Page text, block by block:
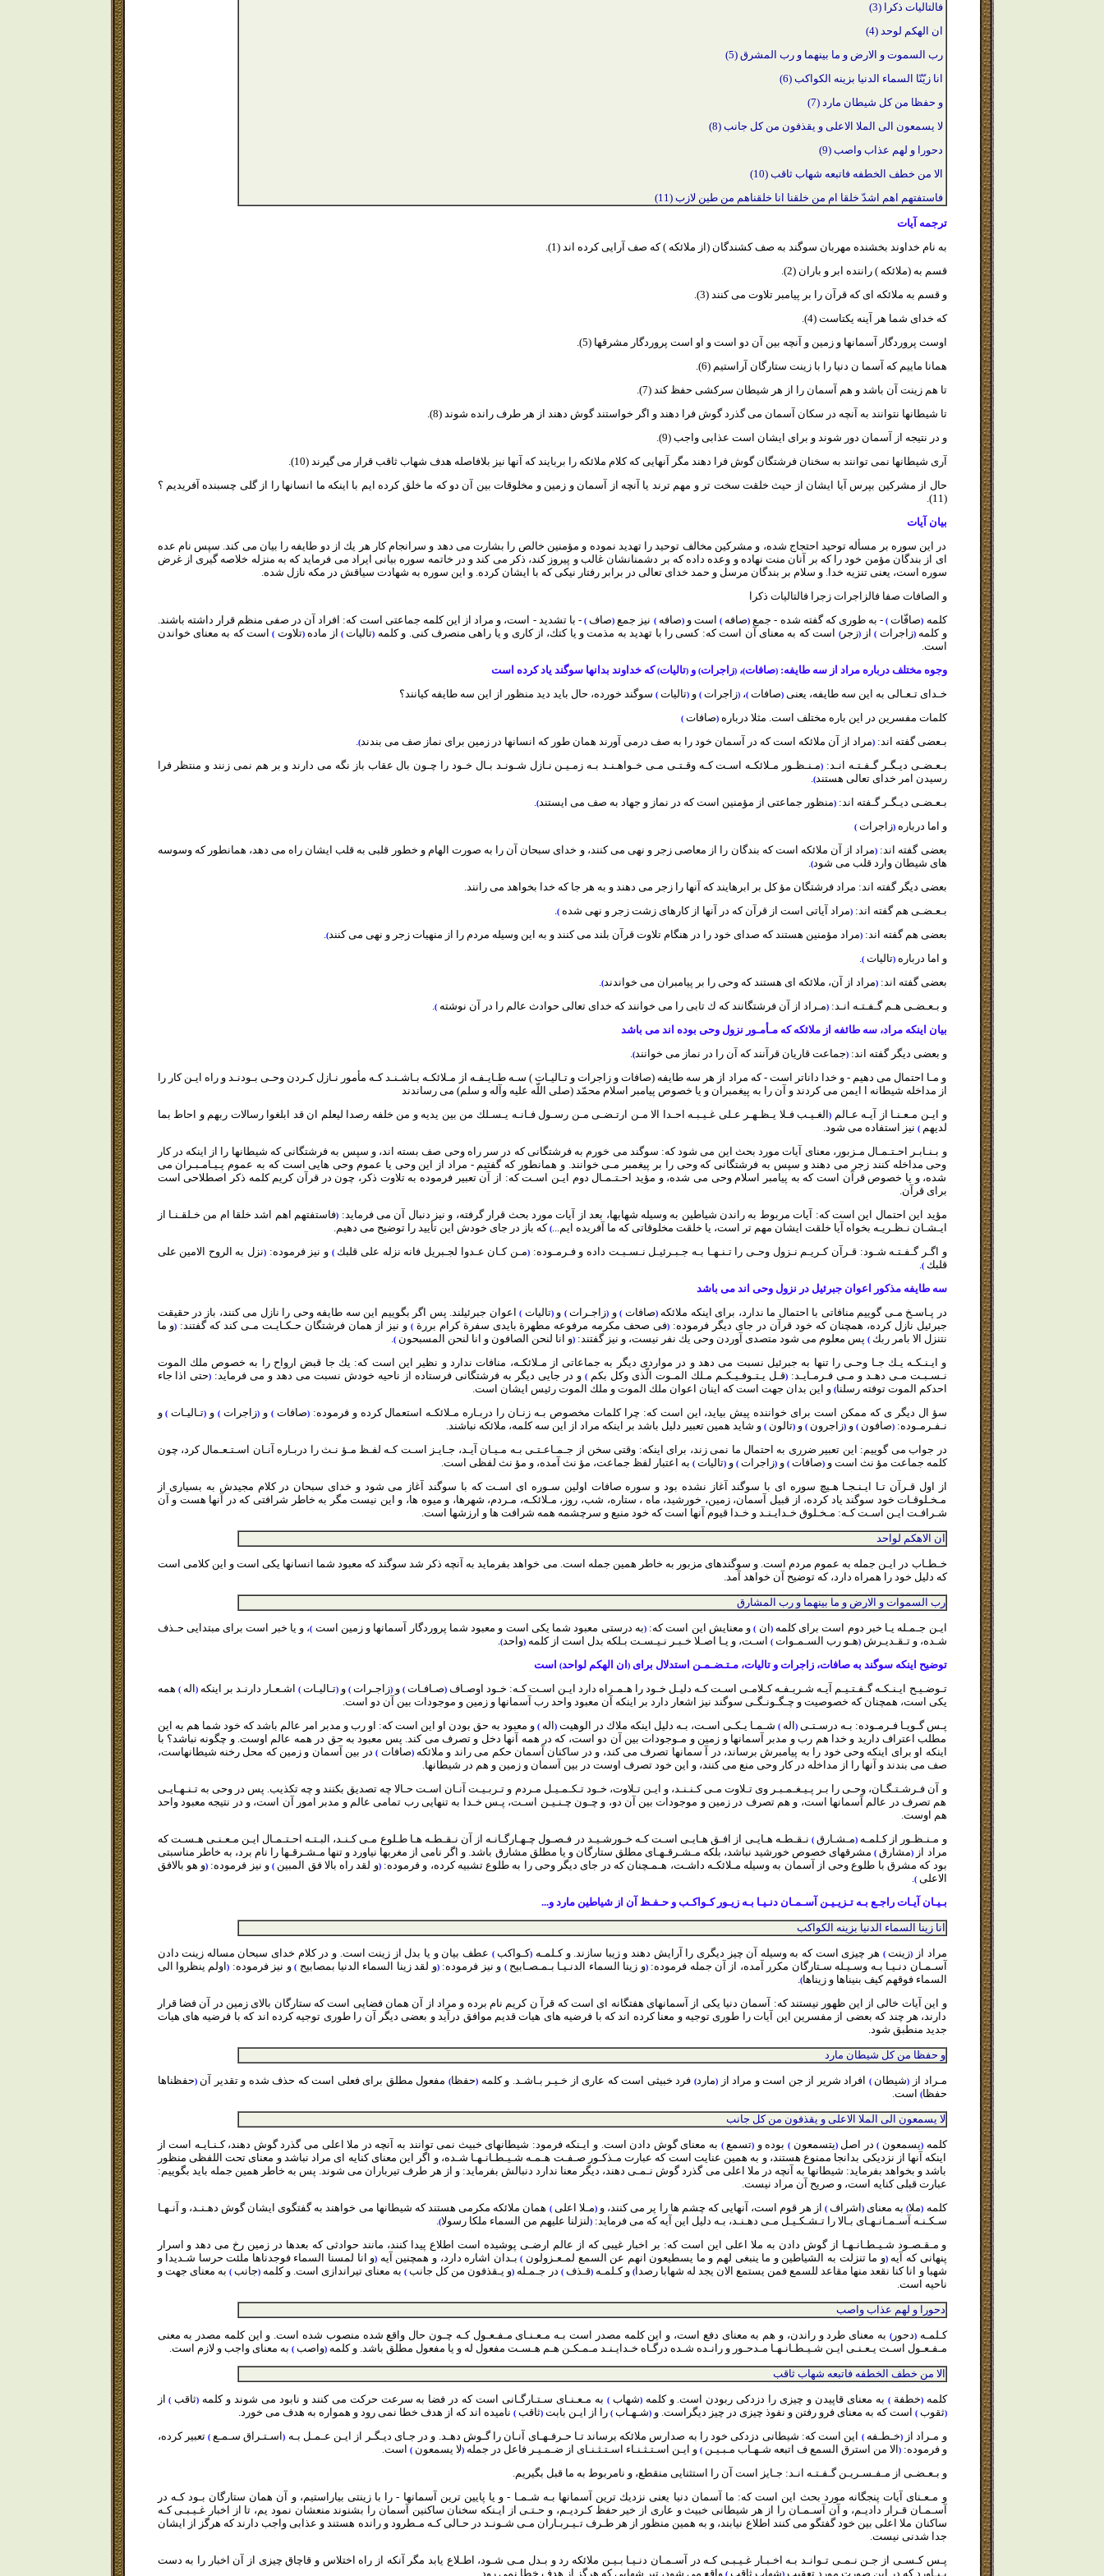
فالتاليات ذكرا (3)
ان الهكم لوحد (4)
رب السموت و الارض و ما بينهما و رب المشرق (5)
انا زيّنّا السماء الدنيا بزينه الكواكب (6)
و حفظا من كل شيطان مارد (7)
لا يسمعون الى الملا الاعلى و يقذفون من كل جانب (8)
دحورا و لهم عذاب واصب (9)
الا من خطف الخطفه فاتبعه شهاب ثاقب (10)
فاستفتهم اهم اشدّ خلقا ام من خلقنا انا خلقناهم من طين لازب (11)
ترجمه آيات
به نام خداوند بخشنده مهربان سوگند به صف كشندگان (از ملائكه ) كه صف آرايى كرده اند (1).
قسم به (ملائكه ) راننده ابر و باران (2).
و قسم به ملائكه اى كه قرآن را بر پيامبر تلاوت مى كنند (3).
كه خداى شما هر آينه يكتاست (4).
اوست پروردگار آسمانها و زمين و آنچه بين آن دو است و او است پروردگار مشرقها (5).
همانا ماييم كه آسما ن دنيا را با زينت ستارگان آراستيم (6).
تا هم زينت آن باشد و هم آسمان را از هر شيطان سركشى حفظ كند (7).
تا شيطانها نتوانند به آنچه در سكان آسمان مى گذرد گوش فرا دهند و اگر خواستند گوش دهند از هر طرف رانده شوند (8).
و در نتيجه از آسمان دور شوند و براى ايشان است عذابى واجب (9).
آرى شيطانها نمى توانند به سخنان فرشتگان گوش فرا دهند مگر آنهايى كه كلام ملائكه را بربايند كه آنها نيز بلافاصله هدف شهاب ثاقب قرار مى گيرند (10).
حال از مشركين بپرس آيا ايشان از حيث خلقت سخت تر و مهم ترند يا آنچه از آسمان و زمين و مخلوقات بين آن دو كه ما خلق كرده ايم با اينكه ما انسانها را از گلى چسبنده آفريديم ؟
(11).
بيان آيات
در اين سوره بر مسأله توحيد احتجاج شده، و مشركين مخالف توحيد را تهديد نموده و مؤمنين خالص را بشارت مى دهد و سرانجام كار هر يك از دو طايفه را بيان مى كند. سپس نام عده
اى از بندگان مؤمن خود را كه بر آنان منت نهاده و وعده داده كه بر دشمنانشان غالب و پيروز كند، ذكر مى كند و در خاتمه سوره بيانى ايراد مى فرمايد كه به منزله خلاصه گيرى از غرض
سوره است، يعنى تنزيه خدا. و سلام بر بندگان مرسل و حمد خداى تعالى در برابر رفتار نيكى كه با ايشان كرده. و اين سوره به شهادت سياقش در مكه نازل شده.
و الصافات صفا فالزاجرات زجرا فالتاليات ذكرا
كلمه (صافّات )- به طورى كه گفته شده - جمع (صافه )است و(صافه) نيز جمع (صاف )- با تشديد - است، و مراد از اين كلمه جماعتى است كه: افراد آن در صفى منظم قرار داشته باشند.
و كلمه(زاجرات )از(زجر) است كه به معناى آن است كه: كسى را با تهديد به مذمت و يا كتك، از كارى و يا راهى منصرف كنى. و كلمه (تاليات )از ماده(تلاوت )است كه به معناى خواندن
است.
وجوه مختلف درباره مراد از سه طايفه:(صافات)،(زاجرات) و(تاليات) كه خداوند بدانها سوگند ياد كرده است
خـداى تـعـالى به اين سه طايفه، يعنى(صافات)،(زاجرات) و(تاليات) سوگند خورده، حال بايد ديد منظور از اين سه طايفه كيانند؟
كلمات مفسرين در اين باره مختلف است. مثلا درباره(صافات)
بـعضى گفته اند:(مراد از آن ملائكه است كه در آسمان خود را به صف درمى آورند همان طور كه انسانها در زمين براى نماز صف مى بندند)
بـعـضـى ديـگـر گـفـتـه انـد: (مـنـظـور مـلائكـه اسـت كـه وقـتـى مـى خـواهـنـد بـه زمـيـن نـازل شـونـد بـال خـود را چـون بال عقاب باز نگه مى دارند و بر هم نمى زنند و منتظر فرا
رسيدن امر خداى تعالى هستند)
بـعـضـى ديـگـر گـفته اند:(منظور جماعتى از مؤمنين است كه در نماز و جهاد به صف مى ايستند)
و اما درباره(زاجرات)
بعضى گفته اند: (مراد از آن ملائكه است كه بندگان را از معاصى زجر و نهى مى كنند، و خداى سبحان آن را به صورت الهام و خطور قلبى به قلب ايشان راه مى دهد، همانطور كه وسوسه
هاى شيطان وارد قلب مى شود)
بعضى ديگر گفته اند: مراد فرشتگان مؤ كل بر ابرهايند كه آنها را زجر مى دهند و به هر جا كه خدا بخواهد مى رانند.
بـعـضـى هم گفته اند:(مراد آياتى است از قرآن كه در آنها از كارهاى زشت زجر و نهى شده)
بعضى هم گفته اند:(مراد مؤمنين هستند كه صداى خود را در هنگام تلاوت قرآن بلند مى كنند و به اين وسيله مردم را از منهيات زجر و نهى مى كنند)
و اما درباره(تاليات)
بعضى گفته اند:(مراد از آن، ملائكه اى هستند كه وحى را بر پيامبران مى خواندند)
و بـعـضـى هـم گـفـتـه انـد:(مـراد از آن فرشتگانند كه ك تابى را مى خوانند كه خداى تعالى حوادث عالم را در آن نوشته)
بيان اينكه مراد، سه طائفه از ملائكه كه مـأمـور نزول وحى بوده اند مى باشد
و بعضى ديگر گفته اند:(جماعت قاريان قرآنند كه آن را در نماز مى خوانند)
و مـا احتمال مى دهيم - و خدا داناتر است - كه مراد از هر سه طايفه (صافات و زاجرات و تـاليـات ) سـه طـايـفـه از مـلائكـه بـاشـنـد كـه مأمور نـازل كـردن وحـى بـودنـد و راه ايـن كار را
از مداخله شيطانه ا ايمن مى كردند و آن را به پيغمبران و يا خصوص پيامبر اسلام محمّد (صلى اللّه عليه وآله و سلم) مى رساندند
و ايـن مـعـنـا از آيـه عـالم (الغـيـب فـلا يـظـهـر عـلى غـيـبـه احـدا الا مـن ارتـضـى مـن رسـول فـانـه يـسـلك من بين يديه و من خلفه رصدا ليعلم ان قد ابلغوا رسالات ربهم و احاط بما
لديهم) نيز استفاده مى شود.
و بـنـابـر احـتـمـال مـزبور، معناى آيات مورد بحث اين مى شود كه: سوگند مى خورم به فرشتگانى كه در سر راه وحى صف بسته اند، و سپس به فرشتگانى كه شيطانها را از اينكه در كار
وحى مداخله كنند زجر مى دهند و سپس به فرشتگانى كه وحى را بر پيغمبر مـى خوانند. و همانطور كه گفتيم - مراد از اين وحى يا عموم وحى هايى است كه به عموم پـيـامـبـران مى
شده، و يا خصوص قرآن است كه به پيامبر اسلام وحى مى شده، و مؤيد احـتـمـال دوم ايـن اسـت كه: از آن تعبير فرموده به تلاوت ذكر، چون در قرآن كريم كلمه ذكر اصطلاحى است
براى قرآن.
مؤيد اين احتمال اين است كه: آيات مربوط به راندن شياطين به وسيله شهابها، بعد از آيات مورد بحث قرار گرفته، و نيز دنبال آن مى فرمايد: (فاستفتهم اهم اشد خلقا ام من خـلقـنـا از
ايـشـان نـظـريـه بخواه آيا خلقت ايشان مهم تر است، يا خلقت مخلوقاتى كه ما آفريده ايم...)كه باز در جاى خودش اين تأييد را توضيح مى دهيم.
و اگـر گـفـتـه شـود: قـرآن كـريـم نـزول وحـى را تـنـهـا بـه جـبـرئيـل نـسـبـت داده و فـرمـوده: (مـن كـان عـدوا لجـبريل فانه نزله على قلبك) و نيز فرموده: (نزل به الروح الامين على
قلبك)
سه طايفه مذكور اعوان جبرئيل در نزول وحى اند مى باشد
در پـاسـخ مـى گوييم منافاتى با احتمال ما ندارد، براى اينكه ملائكه(صافات )و (زاجـرات) و(تاليات )اعوان جبرئيلند. پس اگر بگوييم اين سه طايفه وحى را نازل مى كنند، باز در حقيقت
جبرئيل نازل كرده، همچنان كه خود قرآن در جاى ديگر فرموده: (فى صحف مكرمه مرفوعه مطهرة بايدى سفرة كرام بررة) و نيز از همان فرشتگان حـكـايـت مـى كند كه گفتند: (و ما
نتنزل الا بامر ربك) پس معلوم مى شود متصدى آوردن وحى يك نفر نيست، و نيز گفتند:(و انا لنحن الصافون و انا لنحن المسبحون)
و ايـنـكـه يـك جـا وحـى را تنها به جبرئيل نسبت مى دهد و در مواردى ديگر به جماعاتى از مـلائكـه، منافات ندارد و نظير اين است كه: يك جا قبض ارواح را به خصوص ملك الموت
نـسـبـت مـى دهـد و مـى فـرمـايـد:(قـل يـتـوفـيـكـم مـلك المـوت الّذى وكل بكم) و در جايى ديگر به فرشتگانى فرستاده از ناحيه خودش نسبت مى دهد و مى فرمايد: (حتى اذا جاء
احدكم الموت توفته رسلنا) و اين بدان جهت است كه اينان اعوان ملك الموت و ملك الموت رئيس ايشان است.
سؤ ال ديگر ى كه ممكن است براى خواننده پيش بيايد، اين است كه: چرا كلمات مخصوص بـه زنـان را دربـاره مـلائكـه استعمال كرده و فرموده:(صافات) و (زاجرات )و (تـاليـات )و
نـفـرمـوده:(صافون) و(زاجرون) و(تالون) و شايد همين تعبير دليل باشد بر اينكه مراد از اين سه كلمه، ملائكه نباشند.
در جواب مى گوييم: اين تعبير ضررى به احتمال ما نمى زند، براى اينكه: وقتى سخن از جـمـاعـتـى بـه مـيـان آيـد، جـايـز اسـت كـه لفـظ مـؤ نـث را دربـاره آنـان اسـتـعـمال كرد، چون
كلمه جماعت مؤ نث است و(صافات) و(زاجرات) و(تاليات) به اعتبار لفظ جماعت، مؤ نث آمده، و مؤ نث لفظى است.
از اول قـرآن تـا ايـنـجـا هـيچ سوره اى با سوگند آغاز نشده بود و سوره صافات اولين سـوره اى اسـت كه با سوگند آغاز مى شود و خداى سبحان در كلام مجيدش به بسيارى از
مـخـلوقـات خود سوگند ياد كرده، از قبيل آسمان، زمين، خورشيد، ماه ، ستاره، شب، روز، مـلائكـه، مـردم، شهرها، و ميوه ها، و اين نيست مگر به خاطر شرافتى كه در آنها هست و آن
شـرافـت ايـن اسـت كـه: مـخـلوق خـدايـنـد و خـدا قيوم آنها است كه خود منبع و سرچشمه همه شرافت ها و ارزشها است.
ان الاهكم لواحد
خـطـاب در ايـن جمله به عموم مردم است. و سوگندهاى مزبور به خاطر همين جمله است. مى خواهد بفرمايد به آنچه ذكر شد سوگند كه معبود شما انسانها يكى است و اين كلامى است
كه دليل خود را همراه دارد، كه توضيح آن خواهد آمد.
رب السموات و الارض و ما بينهما و رب المشارق
ايـن جـمـله يـا خبر دوم است براى كلمه(ان )و معنايش اين است كه:(به درستى معبود شما يكى است و معبود شما پروردگار آسمانها و زمين است )، و يا خبر است براى مبتدايى حـذف
شـده، و تـقـديـرش(هـو رب السـمـوات) اسـت، و يـا اصـلا خـبـر نـيـسـت بـلكه بدل است از كلمه(واحد)
توضيح اينكه سوگند به صافات، زاجرات و تاليات، مـتـضـمـن استدلال براى( ان الهكم لواحد)
است
تـوضـيـح ايـنـكـه گـفـتـيـم آيـه شـريـفـه كـلامـى اسـت كـه دليـل خـود را هـمـراه دارد ايـن اسـت كـه: خـود اوصـاف(صـافـات) و(زاجـرات) و(تـاليـات) اشـعـار دارنـد بر اينكه(اله) همه
يكى است، همچنان كه خصوصيت و چـگـونـگـى سوگند نيز اشعار دارد بر اينكه آن معبود واحد رب آسمانها و زمين و موجودات بين آن دو است.
پـس گـويـا فـرمـوده: بـه درسـتـى(اله) شـمـا يـكـى اسـت، بـه دليل اينكه ملاك در الوهيت(اله) و معبود به حق بودن او اين است كه: او رب و مدبر امر عالم باشد كه خود شما هم به اين
مطلب اعتراف داريد و خدا هم رب و مدبر آسمانها و زمين و مـوجودات بين آن دو است، كه در همه آنها دخل و تصرف مى كند. پس معبود به حق در همه عالم اوست. و چگونه نباشد؟ با
اينكه او براى اينكه وحى خود را به پيامبرش برساند، در آ سمانها تصرف مى كند، و در ساكنان آسمان حكم مى راند و ملائكه(صافات )در بين آسمان و زمين كه محل رخنه شيطانهاست،
صف مى بندند و آنها را از مداخله در كار وحى منع مى كنند، و اين خود تصرف اوست در بين آسمان و زمين و هم در شيطانها.
و آن فـرشـتـگـان، وحـى را بـر پـيـغـمـبـر وى تـلاوت مـى كـنـنـد، و ايـن تـلاوت، خـود تـكـمـيـل مـردم و تـربـيـت آنـان اسـت حـالا چه تصديق بكنند و چه تكذيب. پس در وحى به تـنـهـايـى
هم تصرف در عالم آسمانها است، و هم تصرف در زمين و موجودات بين آن دو، و چـون چـنـيـن اسـت، پـس خـدا به تنهايى رب تمامى عالم و مدبر امور آن است، و در نتيجه معبود واحد
هم اوست.
و مـنـظـور از كـلمـه(مـشـارق) نـقـطـه هـايـى از افـق هـايـى اسـت كـه خـورشـيـد در فـصـول چـهـارگـانـه از آن نـقـطـه هـا طـلوع مـى كـنـد، البـتـه احـتـمـال ايـن مـعـنـى هـسـت كه
مراد از
(مشارق )مشرقهاى خصوص خورشيد نباشد، بلكه مـشـرقـهـاى مطلق ستارگان و يا مطلق مشارق باشد. و اگر نامى از مغربها نياورد و تنها مـشـرقـها را نام برد، به خاطر مناسبتى
بود كه مشرق با طلوع وحى از آسمان به وسيله مـلائكـه داشـت، هـمـچنان كه در جاى ديگر وحى را به طلوع تشبيه كرده، و فرموده:(و لقد راه بالا فق المبين )و نيز فرموده: (و هو بالافق
الاعلى)
بـيـان آيـات راجـع بـه تـزيـيـن آسـمـان دنـيـا بـه زيـور كـواكـب و حـفـظ آن از شياطين مارد و...
انا زينا السماء الدنيا بزينه الكواكب
مراد از (زينت) هر چيزى است كه به وسيله آن چيز ديگرى را آرايش دهند و زيبا سازند. و كـلمـه (كـواكب) عطف بيان و يا بدل از زينت است. و در كلام خداى سبحان مساله زينت دادن
آسـمـان دنـيـا بـه وسـيـله سـتارگان مكرر آمده، از آن جمله فرموده:(و زينا السماء الدنـيـا بـمـصـابيح) و نيز فرموده:(و لقد زينا السماء الدنيا بمصابيح )و نيز فرموده: (اولم ينظروا الى
السماء فوقهم كيف بنيناها و زيناها)
و اين آيات خالى از اين ظهور نيستند كه: آسمان دنيا يكى از آسمانهاى هفتگانه اى است كه قرآ ن كريم نام برده و مراد از آن همان فضايى است كه ستارگان بالاى زمين در آن فضا قرار
دارند، هر چند كه بعضى از مفسرين اين آيات را طورى توجيه و معنا كرده اند كه با فرضيه هاى هيات قديم موافق درآيد و بعضى ديگر آن را طورى توجيه كرده اند كه با فرضيه هاى هيات
جديد منطبق شود.
و حفظا من كل شيطان مارد
مـراد از (شيطان) افراد شرير از جن است و مراد از (مارد) فرد خبيثى است كه عارى از خـيـر بـاشـد. و كلمه (حفظا)مفعول مطلق براى فعلى است كه حذف شده و تقدير آن(حفظناها
حفظا) است.
لا يسمعون الى الملا الاعلى و يقذفون من كل جانب
كلمه(يسمعون )در اصل(يتسمعون) بوده و (تسمع) به معناى گوش دادن است. و ايـنكه فرمود: شيطانهاى خبيث نمى توانند به آنچه در ملا اعلى مى گذرد گوش دهند، كـنـايـه است از
اينكه آنها از نزديكى بدانجا ممنوع هستند، و به همين عنايت است كه عبارت مـذكـور صـفـت هـمـه شـيـطـانـهـا شـده، و اگر اين معناى كنايه اى مراد نباشد و معناى تحت اللفظى منظور
باشد و بخواهد بفرمايد: شيطانها به آنچه در ملا اعلى مى گذرد گوش نـمـى دهند، ديگر معنا ندارد دنبالش بفرمايد: و از هر طرف تيرباران مى شوند. پس به خاطر همين جمله بايد بگوييم:
عبارت قبلى كنايه است، و صريح آن مراد نيست.
كلمه (ملا)به معناى(اشراف) از هر قوم است، آنهايى كه چشم ها را پر مى كنند، و(مـلا اعلى) همان ملائكه مكرمى هستند كه شيطانها مى خواهند به گفتگوى ايشان گوش دهـنـد، و آنـهـا
سـكـنـه آسـمـانـهـاى بـالا را تـشـكـيـل مـى دهـنـد، بـه دليل اين آيه كه مى فرمايد:(لنزلنا عليهم من السماء ملكا رسولا)
و مـقـصـود شـيـطـانـهـا از گوش دادن به ملا اعلى اين است كه: بر اخبار غيبى كه از عالم ارضـى پوشيده است اطلاع پيدا كنند، مانند حوادثى كه بعدها در زمين رخ مى دهد و اسرار
پنهانى كه آيه(و ما تنزلت به الشياطين و ما ينبغى لهم و ما يسطيعون انهم عن السمع لمـعـزولون )بـدان اشاره دارد، و همچنين آيه (و انا لمسنا السماء فوجدناها ملئت حرسا شـديدا و
شهبا و انا كنا نقعد منها مقاعد للسمع فمن يستمع الان يجد له شهابا رصدا) و كـلمـه(قـذف) در جـمـله (و يـقذفون من كل جانب )به معناى تيراندازى است. و كلمه(جانب) به معناى جهت و
ناحيه است.
دحورا و لهم عذاب واصب
كـلمـه(دحور) به معناى طرد و راندن، و هم به معناى دفع است، و اين كلمه مصدر است بـه مـعـنـاى مـفـعـول كـه چـون حال واقع شده منصوب شده است. و اين كلمه مصدر به معنى
مـفـعـول اسـت يـعـنـى ايـن شـيـطـانـهـا مـدحـور و رانـده شـده درگـاه خـدايـنـد مـمـكـن هـم هـسـت مفعول له و يا مفعول مطلق باشد. و كلمه(واصب) به معناى واجب و لازم است.
الا من خطف الخطفه فاتبعه شهاب ثاقب
كلمه(خطفة) به معناى قاپيدن و چيزى را دزدكى ربودن است. و كلمه(شهاب) به مـعـنـاى سـتـارگـانى است كه در فضا به سرعت حركت مى كنند و نابود مى شوند و كلمه (ثاقب )از
(ثقوب) است كه به معناى فرو رفتن و نفوذ چيزى در چيز ديگراست. و(شـهـاب) را از ايـن بابت(ثاقب) ناميده اند كه از هدف خطا نمى رود و همواره به هدف مى خورد.
و مـراد از(خـطـفه) اين است كه: شيطانى دزدكى خود را به صدارس ملائكه برساند تـا حـرفـهـاى آنـان را گـوش دهـد. و در جـاى ديـگـر از ايـن عـمـل بـه (اسـتـراق سـمـع) تعبير كرده،
و فرموده:(الا من استرق السمع ف اتبعه شـهـاب مـبـيـن) و ايـن اسـتـثـنـاء اسـتـثـنـاى از ضـمـيـر فاعل در جمله(لا يسمعون) است.
و بـعـضـى از مـفـسـريـن گـفـتـه انـد: جـايز است آن را استثنايى منقطع، و نامربوط به ما قبل بگيريم.
و مـعـناى آيات پنجگانه مورد بحث اين است كه: ما آسمان دنيا يعنى نزديك ترين آسمانها بـه شـمـا - و يا پايين ترين آسمانها - را با زينتى بياراستيم، و آن همان ستارگان بـود كـه در
آسـمـان قـرار داديـم، و آن آسـمـان را از هر شيطانى خبيث و عارى از خير حفظ كـرديـم، و حـتـى از ايـنكه سخنان ساكنين آسمان را بشنوند منعشان نمود يم، تا از اخبار غـيـبـى كـه
ساكنان ملا اعلى بين خود گفتگو مى كنند اطلاع نيابند، و به همين منظور از هر طـرف تـيـربـاران مـى شـونـد در حـالى كـه مـطرود و رانده هستند و عذابى واجب دارند كه هرگز از ايشان
جدا شدنى نيست.
پـس كـسـى از جـن نـمـى تـوانـد بـه اخـبـار غـيـبـى كـه در آسـمـان دنـيـا بـيـن ملائكه رد و بـدل مـى شـود، اطـلاع يابد مگر آنكه از راه اختلاس و قاچاق چيزى از آن اخبار را به دست
بـيـاورد كه در اين صورت مورد تعقيب(شهاب ثاقب) واقع مى شود، تير شهابى كه هرگز از هدف خطا نمى رود.